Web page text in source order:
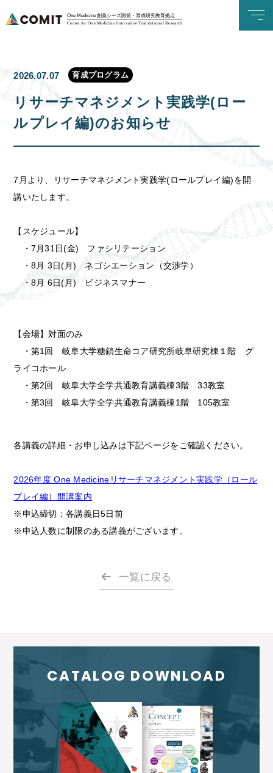
One Medicine 創薬シーズ開発・育成研究教育拠点
Center for One Medicine Innovative Translational Research
2026.07.07 育成プログラム
リサーチマネジメント実践学(ロー
ルプレイ編)のお知らせ
7月より、リサーチマネジメント実践学(ロールプレイ編)を開
講いたします。
【スケジュール】
・7月31日(金) ファシリテーション
・8月 3日(月) ネゴシエーション（交渉学）
・8月 6日(月) ビジネスマナー
【会場】対面のみ
・第1回 岐阜大学糖鎖生命コア研究所岐阜研究棟１階 グ
ライコホール
・第2回 岐阜大学全学共通教育講義棟3階 33教室
・第3回 岐阜大学全学共通教育講義棟1階 105教室
各講義の詳細・お申し込みは下記ページをご確認ください。
2026年度 One Medicineリサーチマネジメント実践学（ロール
プレイ編）開講案内
※申込締切：各講義日5日前
※申込人数に制限のある講義がございます。
一覧に戻る
CATALOG DOWNLOAD